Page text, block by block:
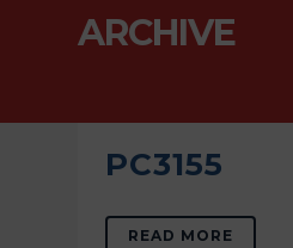
ARCHIVE
PC3155
READ MORE